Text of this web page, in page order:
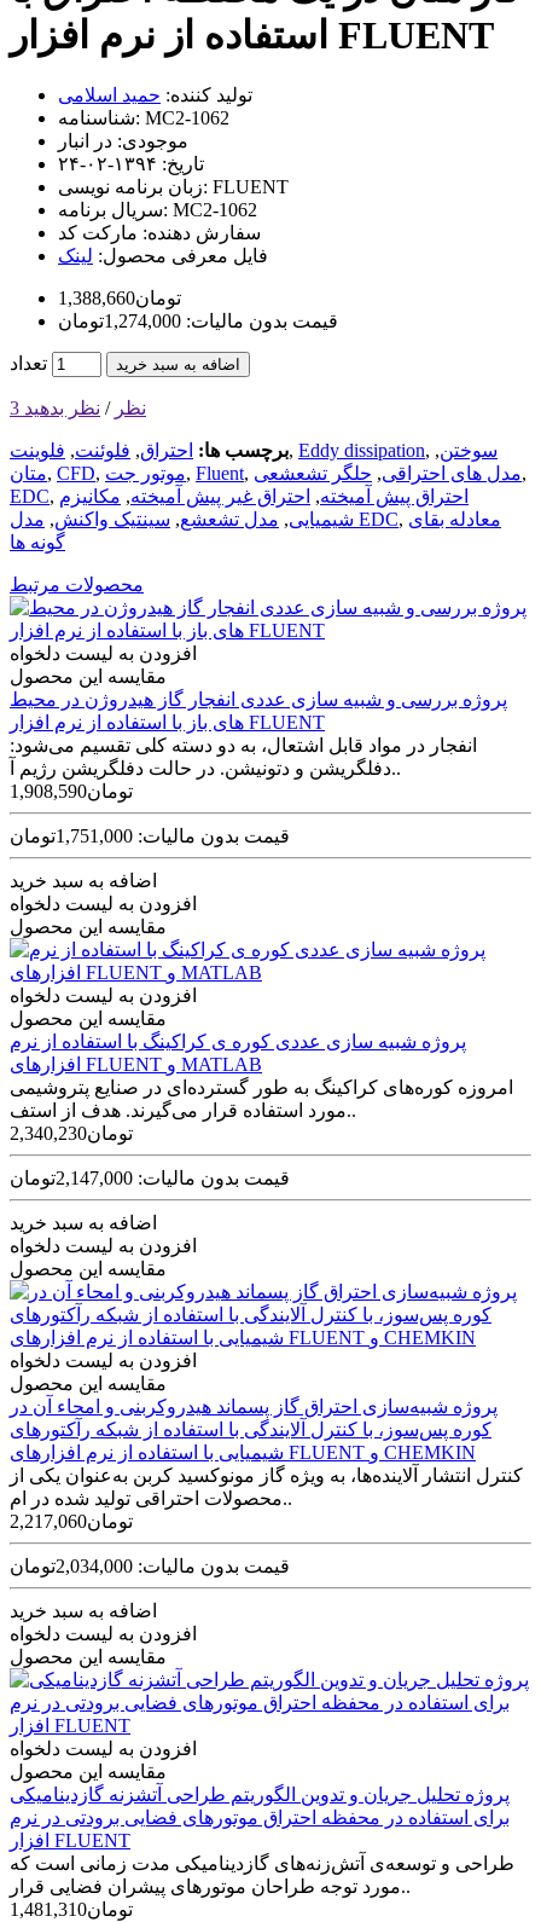
استفاده از نرم افزار FLUENT
تولید کننده: حمید اسلامی
شناسنامه: MC2-1062
موجودی: در انبار
تاریخ: ۱۳۹۴-۰۲-۲۴
زبان برنامه نویسی: FLUENT
سریال برنامه: MC2-1062
سفارش دهنده: مارکت کد
فایل معرفی محصول: لینک
1,388,660تومان
قیمت بدون مالیات: 1,274,000تومان
تعداد اضافه به سبد خرید
3 نظر / نظر بدهید
برچسب ها: احتراق, فلوئنت, فلوینت , Eddy dissipation, سوختن,
متان, CFD, موتور جت, Fluent, مدل های احتراقی, حلگر تشعشعی
,
EDC, احتراق پیش آمیخته, احتراق غیر پیش آمیخته, مکانیزم
شیمیایی, مدل تشعشع, سینتیک واکنش, مدل EDC, معادله بقای
گونه ها
محصولات مرتبط
افزودن به لیست دلخواه
مقایسه این محصول
پروژه بررسی و شبیه سازی عددی انفجار گاز هیدروژن در محیط
های باز با استفاده از نرم افزار FLUENT
انفجار در مواد قابل اشتعال، به دو دسته کلی تقسیم می‌شود:
دفلگریشن و دتونیشن. در حالت دفلگریشن رژیم آ..
1,908,590تومان
قیمت بدون مالیات: 1,751,000تومان
اضافه به سبد خرید
افزودن به لیست دلخواه
مقایسه این محصول
افزودن به لیست دلخواه
مقایسه این محصول
پروژه شبیه سازی عددی کوره ی کراکینگ با استفاده از نرم
افزارهای FLUENT و MATLAB
امروزه کوره‌های کراکینگ به طور گسترده­‌ای در صنایع پتروشیمی
مورد استفاده قرار می­‌گیرند. هدف از استف..
2,340,230تومان
قیمت بدون مالیات: 2,147,000تومان
اضافه به سبد خرید
افزودن به لیست دلخواه
مقایسه این محصول
افزودن به لیست دلخواه
مقایسه این محصول
پروژه شبیه‌سازی احتراق گاز پسماند هیدروکربنی و امحاء آن در
کوره پس‌سوز، با کنترل آلایندگی با استفاده از شبکه رآکتورهای
شیمیایی با استفاده از نرم افزارهای FLUENT و CHEMKIN
کنترل انتشار آلاینده‌‏ها، به ‏ویژه گاز مونوکسید کربن به‌عنوان یکی از
محصولات احتراقی تولید شده در ام..
2,217,060تومان
قیمت بدون مالیات: 2,034,000تومان
اضافه به سبد خرید
افزودن به لیست دلخواه
مقایسه این محصول
افزودن به لیست دلخواه
مقایسه این محصول
پروژه تحلیل جریان و تدوین الگوریتم طراحی آتشزنه گازدینامیکی
برای استفاده در محفظه احتراق موتورهای فضایی برودتی در نرم
افزار FLUENT
طراحی و توسعه‌ی آتش‌زنه‌های گازدینامیکی مدت زمانی است که
مورد توجه طراحان موتورهای پیشران فضایی قرار..
1,481,310تومان